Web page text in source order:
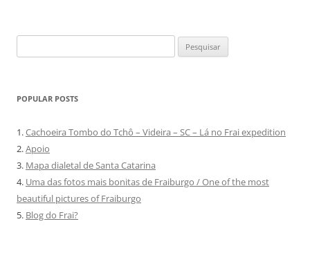
por:
POPULAR POSTS
1.Cachoeira Tombo do Tchô – Videira – SC – Lá no Frai expedition
2.Apoio
3. Mapa dialetal de Santa Catarina
4. Uma das fotos mais bonitas de Fraiburgo / One of the most
beautiful pictures of Fraiburgo
5. Blog do Frai?